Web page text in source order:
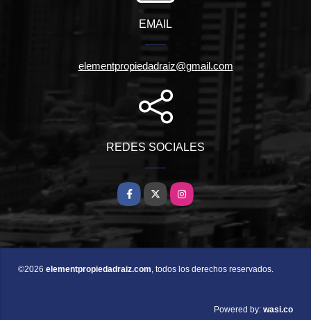
EMAIL
elementpropiedadraiz@gmail.com
REDES SOCIALES
Facebook
X Instagram
©2026 elementpropiedadraiz.com , todos los derechos reservados.
Powered by: wasi.co